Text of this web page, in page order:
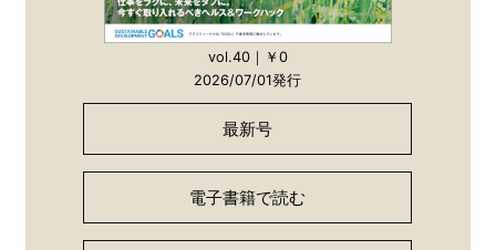
vol.40｜￥0
2026/07/01発行
最新号
電子書籍で読む